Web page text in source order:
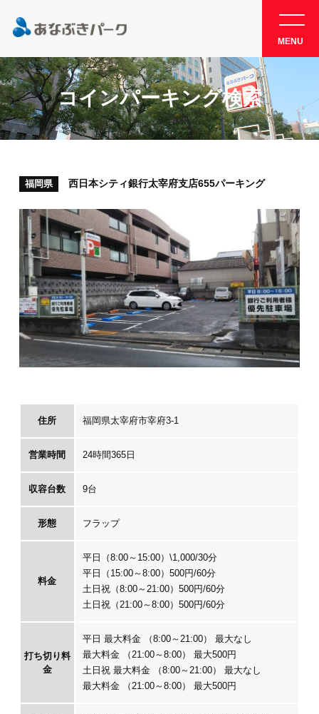
MENU
コインパーキング検索
福岡県 西日本シティ銀行太宰府支店655パーキング
住所 福岡県太宰府市宰府3-1
営業時間 24時間365日
収容台数 9台
形態 フラップ
料金
平日（8:00～15:00）\1,000/30分
平日（15:00～8:00）500円/60分
土日祝（8:00～21:00）500円/60分
土日祝（21:00～8:00）500円/60分
打ち切り料
金
平日 最大料金 （8:00～21:00） 最大なし
最大料金 （21:00～8:00） 最大500円
土日祝 最大料金 （8:00～21:00） 最大なし
最大料金 （21:00～8:00） 最大500円